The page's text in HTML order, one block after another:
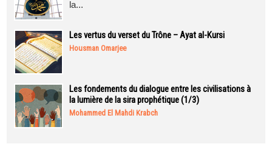
la...
Les vertus du verset du Trône – Ayat al-Kursi
Housman Omarjee
Les fondements du dialogue entre les civilisations à
la lumière de la sira prophétique (1/3)
Mohammed El Mahdi Krabch